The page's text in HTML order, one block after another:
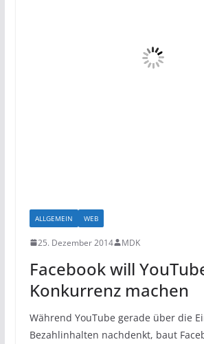
ALLGEMEIN WEB
25. Dezember 2014 MDK
Facebook will
Konkurrenz machen
Während YouTube gerade über die
Bezahlinhalten nachdenkt, baut